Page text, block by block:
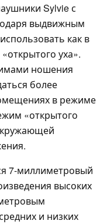
Sylvie с
выдвижным
как в
уха».
ношения
более
в режиме
«открытого
7-миллиметровый
высоких
и низких